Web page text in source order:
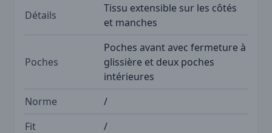
Détails
Tissu extensible sur les côtés
et manches
Poches
Poches avant avec fermeture à
glissière et deux poches
intérieures
Norme
/
Fit
/